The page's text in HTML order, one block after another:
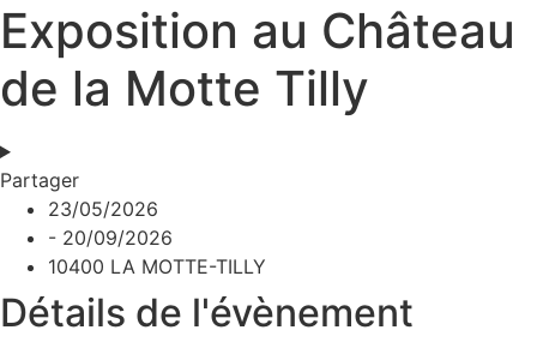
Exposition au Château
de la Motte Tilly
Partager
23/05/2026
- 20/09/2026
10400 LA MOTTE-TILLY
Détails de l'évènement